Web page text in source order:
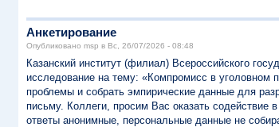
Анкетирование
Опубликовано msp в Вс, 26/07/2026 - 08:48
Казанский институт (филиал) Всероссийского
исследование на тему: «Компромисс в уголовном
проблемы и собрать эмпирические данные для
письму. Коллеги, просим Вас оказать содействие
ответы анонимные, персональные данные не